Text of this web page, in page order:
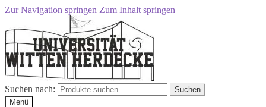
Zur Navigation springen Zum Inhalt springen
Suchen nach:
Suchen
Menü